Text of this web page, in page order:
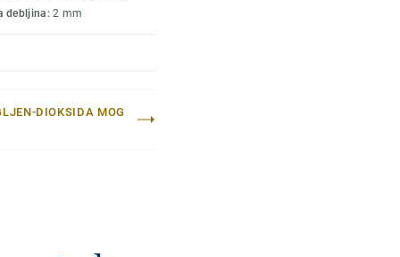
debljina:2 mm
DIOKSIDA MOG